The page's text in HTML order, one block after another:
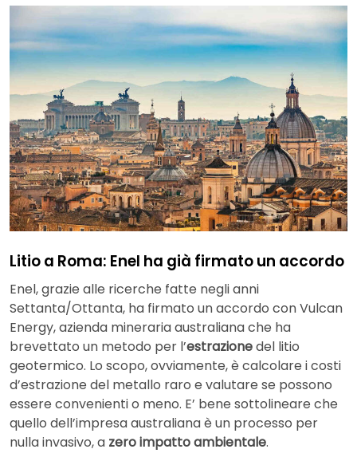
Litio a Roma: Enel ha già firmato un accordo
Enel, grazie alle ricerche fatte negli anni
Settanta/Ottanta, ha firmato un accordo con Vulcan
Energy, azienda mineraria australiana che ha
brevettato un metodo per l’estrazionedel litio
geotermico. Lo scopo, ovviamente, è calcolare i costi
d’estrazione del metallo raro e valutare se possono
essere convenienti o meno. E’ bene sottolineare che
quello dell’impresa australiana è un processo per
nulla invasivo, a zero impatto ambientale.